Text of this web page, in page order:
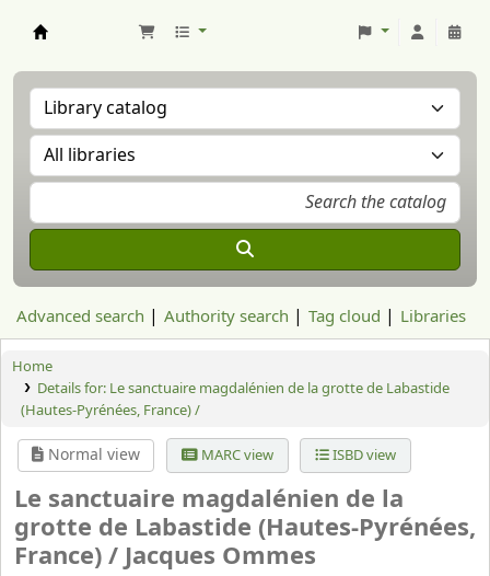
Advanced search Authority search Tag cloud Libraries
Home
Details for: Le sanctuaire magdalénien de la grotte de Labastide
(Hautes-Pyrénées, France) /
Normal view MARC view ISBD view
Le sanctuaire magdalénien de la
grotte de Labastide (Hautes-Pyrénées,
France) / Jacques Ommes